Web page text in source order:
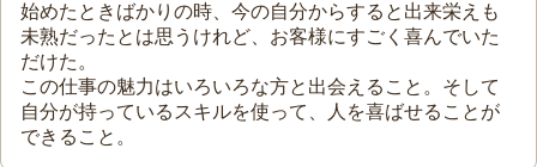
始めたときばかりの時、今の自分からすると出来栄えも
未熟だったとは思うけれど、お客様にすごく喜んでいた
だけた。
この仕事の魅力はいろいろな方と出会えること。そして
自分が持っているスキルを使って、人を喜ばせることが
できること。